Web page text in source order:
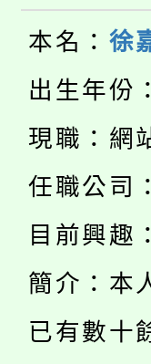
程，
心理
系所
縣市
門員
踴躍
桃園
要點
展演
115
公告
代理
「
車」
桃園
生本
公告
代理
公告
本名： 徐
出生年份
現職：網
任職公司：
目前興趣
簡介：本
已有數十